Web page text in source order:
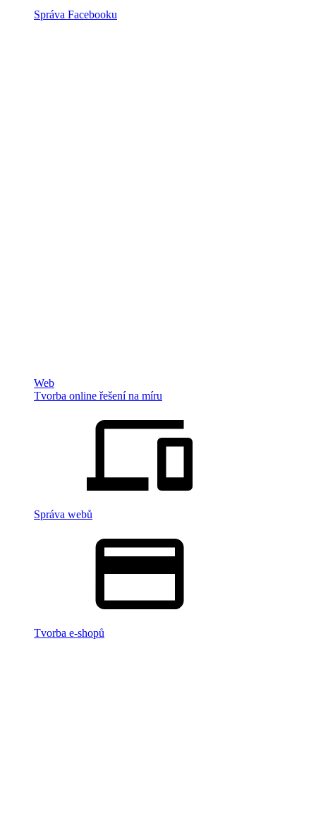
Správa Facebooku
Web
Tvorba online řešení na míru
Správa webů
Tvorba e-shopů